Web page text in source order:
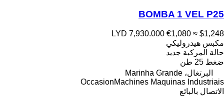
BOMBA 1 VEL P25
LYD 7,930.000 €1,080 ≈ $1,248
مكبس هيدروليكي
حالة المركبة جديد
ضغط 25 طن
البرتغال، Marinha Grande
OccasionMachines Maquinas Industriais
الاتصال بالبائع